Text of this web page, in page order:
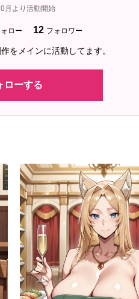
月より活動開始
ロー 12 フォロワー
をメインに活動してます。
ローする